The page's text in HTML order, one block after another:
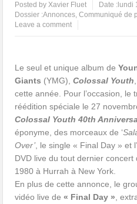
Posted byXavier Fluet Date : lundi
Dossier :Annonces,Communiqué de
Leave a comment
Le seul et unique album de
Giants (YMG),Colossal Youth
cette année. Pour l’occasion, le
réédition spéciale le 27
Colossal Youth 40th
éponyme, des morceaux de ‘
Over’, le single « Final Day » et
DVD live du tout dernier
1980 à Hurrah à New York.
En plus de cette annonce, le
vidéo live de« Final Day » ,